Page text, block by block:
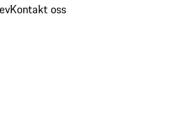
Kontakt oss